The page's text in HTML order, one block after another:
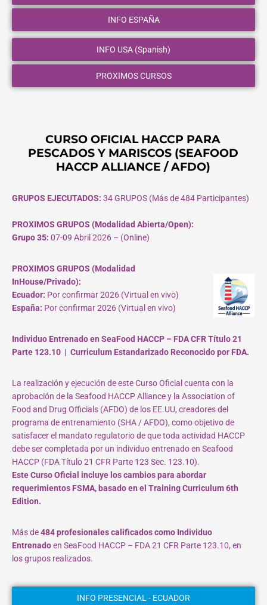
INFO ESPAÑA
INFO USA (Spanish)
PROXIMOS CURSOS
CURSO OFICIAL HACCP PARA
PESCADOS Y MARISCOS (SEAFOOD
HACCP ALLIANCE / AFDO)
GRUPOS EJECUTADOS: 34 GRUPOS (Más de 484 Participantes)
PROXIMOS GRUPOS (Modalidad Abierta/Open):
Grupo 35: 07-09 Abril 2026 – (Online)
PROXIMOS GRUPOS (Modalidad
InHouse/Privado):
Ecuador: Por confirmar 2026 (Virtual en vivo)
España: Por confirmar 2026 (Virtual en vivo)
Individuo Entrenado en SeaFood HACCP – FDA CFR Título 21
Parte 123.10 | Curriculum Estandarizado Reconocido por FDA.
La realización y ejecución de este Curso Oficial cuenta con la
aprobación de la Seafood HACCP Alliance y la Association of
Food and Drug Officials (AFDO) de los EE.UU, creadores del
programa de entrenamiento (SHA / AFDO), como objetivo de
satisfacer el mandato regulatorio de que toda actividad HACCP
debe ser completada por un individuo entrenado en Seafood
HACCP (FDA Título 21 CFR Parte 123 Sec. 123.10).
Este Curso Oficial incluye los cambios para abordar
requerimientos FSMA, basado en el Training Curriculum 6th
Edition.
Más de484 profesionales calificados como Individuo
Entrenadoen SeaFood HACCP – FDA 21 CFR Parte 123.10, en
los grupos realizados.
INFO PRESENCIAL - ECUADOR